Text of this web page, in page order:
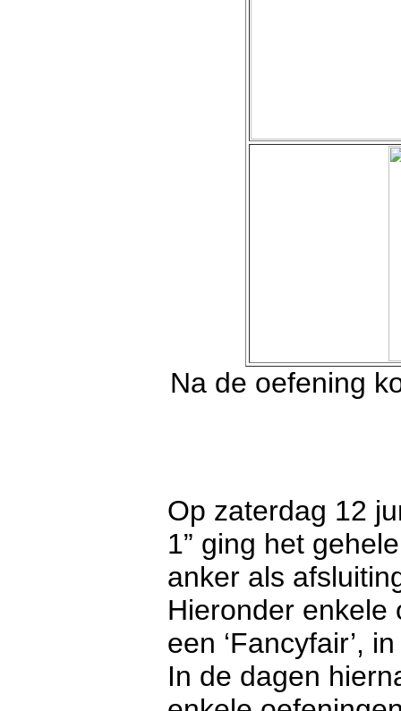
Na de oefening
Op zaterdag 12
1” ging het
anker als
Hieronder enkele
een ‘Fancyfair’,
In de dagen